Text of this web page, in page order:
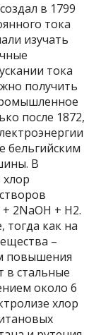
в 1799
тока
изучать
тока
получить
после 1872,
бельгийским
В
2NaOH + H2.
тогда как на
–
повышения
в стальные
около 6
хлор